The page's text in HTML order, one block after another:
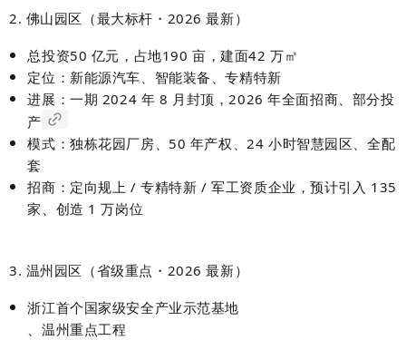
2. 佛山园区（最大标杆・2026 最新）
总投资50 亿元 ，占地190 亩 ，建面42 万㎡
定位： 新能源汽车、智能装备、专精特新
进展：一期 2024 年 8 月封顶，2026 年全面招商、部分投
产
模式：独栋花园厂房、50 年产权、24 小时智慧园区、全配
套
招商： 定向规上 / 专精特新 / 军工资质企业，预计引入 135
家、创造 1 万岗位
3. 温州园区（省级重点・2026 最新）
浙江首个国家级安全产业示范基地
、温州重点工程